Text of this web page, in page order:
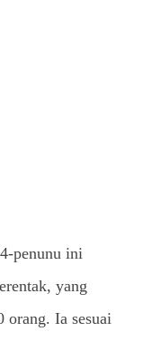
penunu ini
yang
orang. Ia sesuai